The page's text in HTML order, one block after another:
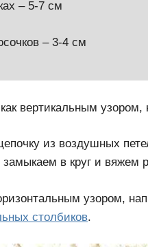
– 5-7 см
– 3-4 см
вертикальным узором,
из воздушных
в круг и вяжем
узором,
столбиков.